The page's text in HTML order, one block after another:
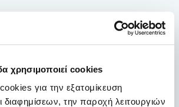
χρησιμοποιεί cookies
για την εξατομίκευση
διαφημίσεων, την παροχή λειτουργιών